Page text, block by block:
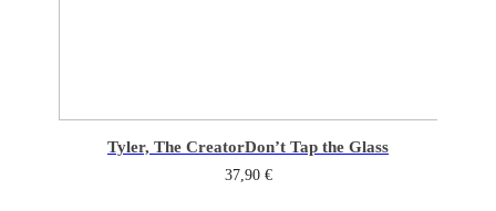
Tyler, The CreatorDon’t Tap the Glass
37,90 €